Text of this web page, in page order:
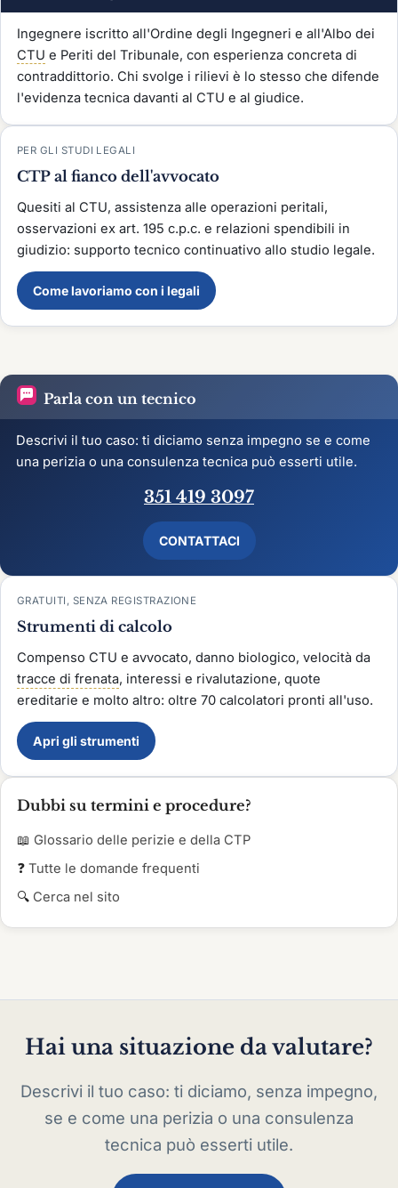
Ingegnere iscritto all'Ordine degli Ingegneri e all'Albo dei
CTU e Periti del Tribunale, con esperienza concreta di
contraddittorio. Chi svolge i rilievi è lo stesso che difende
l'evidenza tecnica davanti al CTU e al giudice.
PER GLI STUDI LEGALI
CTP al fianco dell'avvocato
Quesiti al CTU, assistenza alle operazioni peritali,
osservazioni ex art. 195 c.p.c. e relazioni spendibili in
giudizio: supporto tecnico continuativo allo studio legale.
Come lavoriamo con i legali
Parla con un tecnico
Descrivi il tuo caso: ti diciamo senza impegno se e come
una perizia o una consulenza tecnica può esserti utile.
351 419 3097
CONTATTACI
GRATUITI, SENZA REGISTRAZIONE
Strumenti di calcolo
Compenso CTU e avvocato, danno biologico, velocità da
tracce di frenata, interessi e rivalutazione, quote
ereditarie e molto altro: oltre 70 calcolatori pronti all'uso.
Apri gli strumenti
Dubbi su termini e procedure?
📖 Glossario delle perizie e della CTP
❓ Tutte le domande frequenti
🔍 Cerca nel sito
Hai una situazione da valutare?
Descrivi il tuo caso: ti diciamo, senza impegno,
se e come una perizia o una consulenza
tecnica può esserti utile.